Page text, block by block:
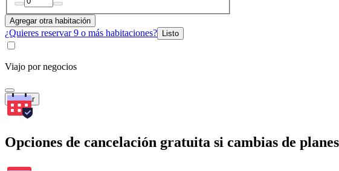
Agregar otra habitación
¿Quieres reservar 9 o más habitaciones? Listo
Viajo por negocios
Buscar
Opciones de cancelación gratuita si cambias de planes